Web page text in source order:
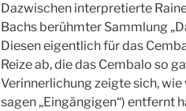
Dazwischen interpretierte
Bachs berühmter Sammlung
Diesen eigentlich für das
Reize ab, die das Cembalo so
Verinnerlichung zeigte sich,
sagen „Eingängigen“) entfernt